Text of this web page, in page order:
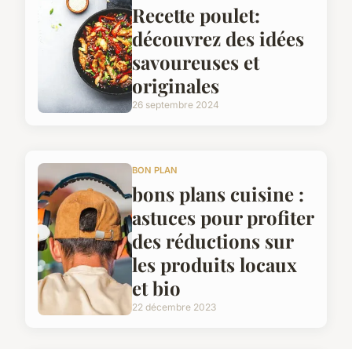
Recette poulet:
découvrez des idées
savoureuses et
originales
26 septembre 2024
BON PLAN
bons plans cuisine :
astuces pour profiter
des réductions sur
les produits locaux
et bio
22 décembre 2023